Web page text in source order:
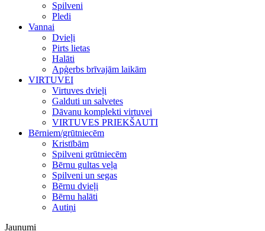
Spilveni
Pledi
Vannai
Dvieļi
Pirts lietas
Halāti
Apģerbs brīvajām laikām
VIRTUVEI
Virtuves dvieļi
Galduti un salvetes
Dāvanu komplekti virtuvei
VIRTUVES PRIEKŠAUTI
Bērniem/grūtniecēm
Kristībām
Spilveni grūtniecēm
Bērnu gultas veļa
Spilveni un segas
Bērnu dvieļi
Bērnu halāti
Autiņi
Jaunumi